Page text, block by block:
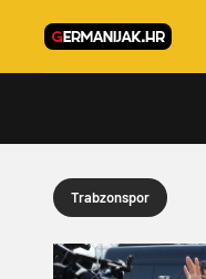
Trabzonspor